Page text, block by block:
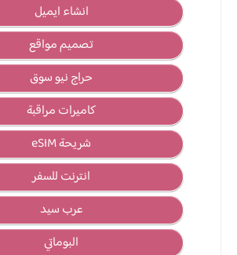
انشاء ايميل
تصميم مواقع
حراج نيو سوق
كاميرات مراقبة
شريحة eSIM
انترنت للسفر
عرب سيد
البوماتي